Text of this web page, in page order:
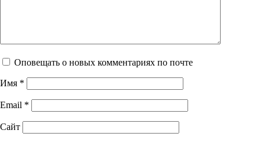
Оповещать о новых комментариях по почте
Имя *
Email *
Сайт